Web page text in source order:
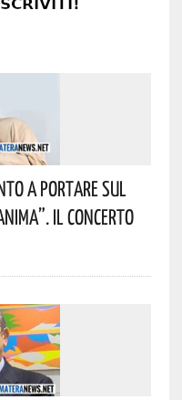
A Portare Sul
Il Concerto